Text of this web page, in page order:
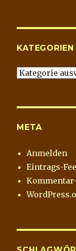
KATEGORIEN
Kategorien
META
Anmelden
Eintrags-